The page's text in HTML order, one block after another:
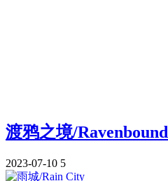
渡鸦之境/Ravenbound
2023-07-10 5